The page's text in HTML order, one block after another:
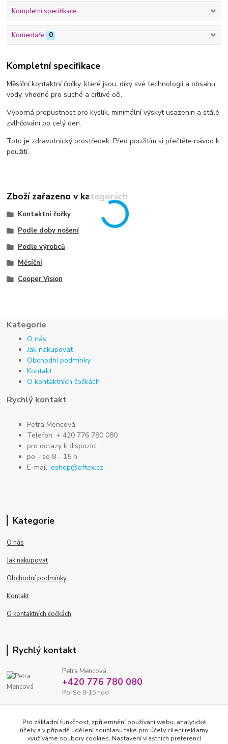
Kompletní specifikace
Komentáře 0
Kompletní specifikace
Měsíční kontaktní čočky, které jsou, díky své technologii a obsahu
vody, vhodné pro suché a citlivé oči.
Výborná propustnost pro kyslík, minimální výskyt usazenin a stálé
zvlhčování po celý den.
Toto je zdravotnický prostředek. Před použitím si přečtěte návod k
použití.
Zboží zařazeno v kategoriích
Kontaktní čočky
Podle doby nošení
Podle výrobců
Měsíční
Cooper Vision
Kategorie
O nás
Jak nakupovat
Obchodní podmínky
Kontakt
O kontaktních čočkách
Rychlý kontakt
Petra Mencová
Telefon: + 420 776 780 080
pro dotazy k dispozici
po - so 8 - 15 h
E-mail:eshop@oftex.cz
Kategorie
O nás
Jak nakupovat
Obchodní podmínky
Kontakt
O kontaktních čočkách
Rychlý kontakt
Petra Mencová
+420 776 780 080
Po-So 8-15 hod
Pro základní funkčnost, zpříjemnění používání webu, analytické
účely a v případě udělení souhlasu také pro účely cílení reklamy
využíváme soubory cookies. Nastavení vlastních preferencí